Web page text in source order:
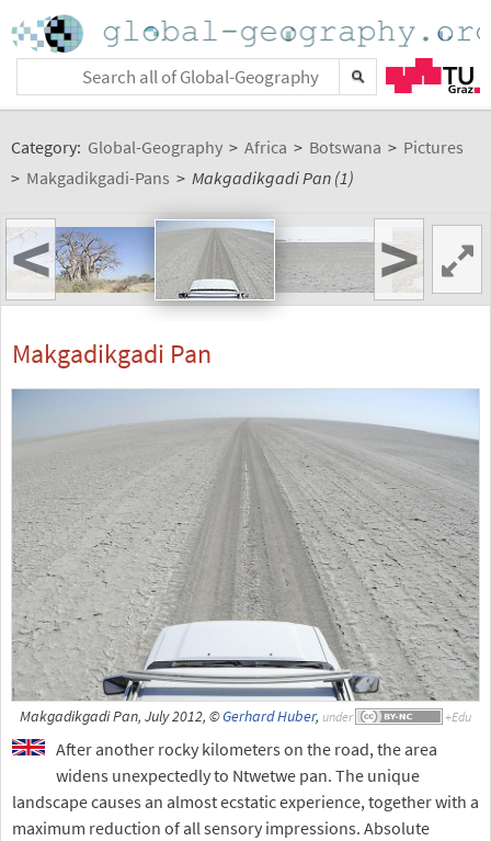
Category: Global-Geography > Africa > Botswana > Pictures
> Makgadikgadi-Pans > Makgadikgadi Pan (1)
< >
Makgadikgadi Pan
Makgadikgadi Pan, July 2012, ©Gerhard Huber, under
After another rocky kilometers on the road, the area
widens unexpectedly to Ntwetwe pan. The unique
landscape causes an almost ecstatic experience, together with a
maximum reduction of all sensory impressions. Absolute